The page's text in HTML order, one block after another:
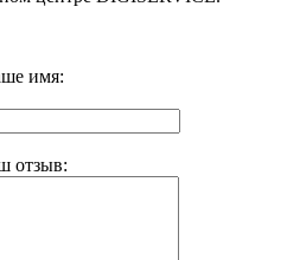
имя:
отзыв: